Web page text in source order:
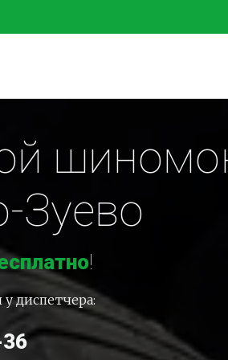
Зуево
!
диспетчера: